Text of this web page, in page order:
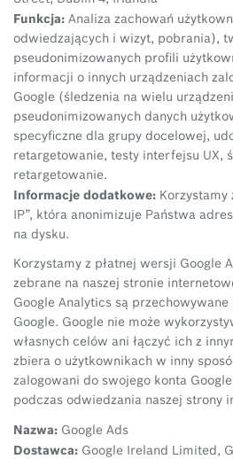
Funkcja: Analiza zachowań
odwiedzających i wizyt, pobrania),
pseudonimizowanych profili
informacji o innych urządzeniach
Google (śledzenia na wielu
pseudonimizowanych danych
specyficzne dla grupy docelowej,
retargetowanie, testy interfejsu UX,
retargetowanie.
Informacje dodatkowe:
IP”, która anonimizuje Państwa
na dysku.
Korzystamy z płatnej wersji Google
zebrane na naszej stronie
Google Analytics są
Google. Google nie może
własnych celów ani łączyć ich z
zbiera o użytkownikach w inny
zalogowani do swojego konta
podczas odwiedzania naszej strony
Nazwa: Google Ads
Dostawca: Google Ireland Limited,